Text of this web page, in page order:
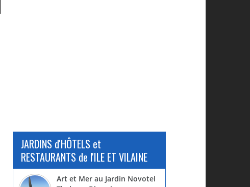
JARDINS d'HÔTELS et
RESTAURANTS de l'ILE ET VILAINE
Art et Mer au Jardin Novotel